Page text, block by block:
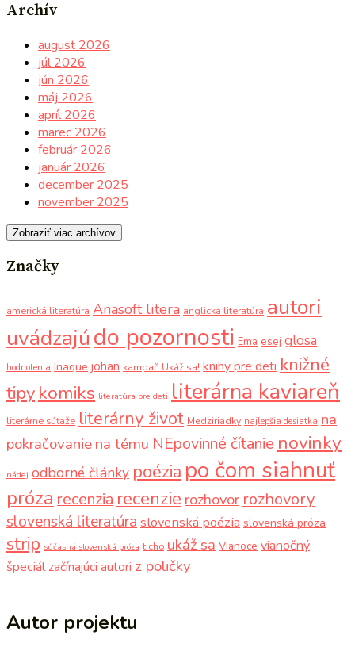
Archív
august 2026
júl 2026
jún 2026
máj 2026
apríl 2026
marec 2026
február 2026
január 2026
december 2025
november 2025
Zobraziť viac archívov
Značky
americká literatúra Anasoft litera anglická literatúra autori
uvádzajúdo pozornosti Ema esej glosa
hodnotenia Inaque johan kampaň Ukáž sa! knihy pre deti knižné
tipy komiks literatúra pre deti literárna kaviareň
literárne súťaže literárny život Medziriadky najlepšia desiatka na
pokračovaniena tému NEpovinné čítanie novinky
nádej odborné články poézia po čom siahnuť
próza recenzia recenzie rozhovor rozhovory
slovenská literatúra slovenská poézia slovenská próza
strip súčasná slovenská próza ticho ukáž sa Vianoce vianočný
špeciál začínajúci autori z poličky
Autor projektu